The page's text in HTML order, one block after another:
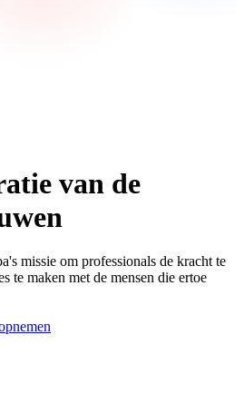
van de
missie om professionals de kracht te
te maken met de mensen die ertoe